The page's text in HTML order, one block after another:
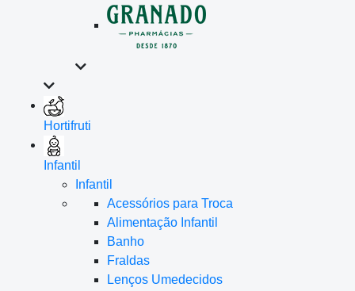
Hortifruti
Infantil
Infantil
Acessórios para Troca
Alimentação Infantil
Banho
Fraldas
Lenços Umedecidos